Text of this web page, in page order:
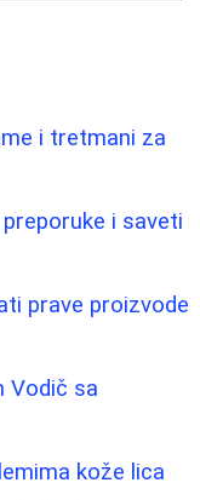
i tretmani za
i saveti
prave proizvode
Vodič sa
kože lica